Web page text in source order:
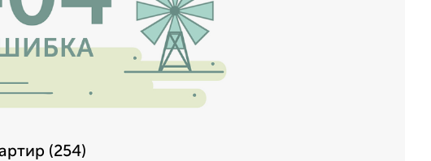
(254)